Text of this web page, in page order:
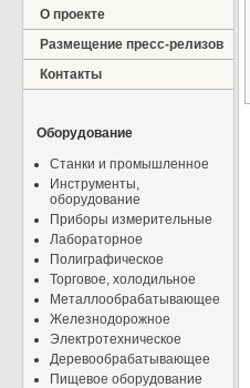
О проекте
Размещение пресс-релизов
Контакты
Оборудование
Станки и промышленное
Инструменты,
оборудование
Приборы измерительные
Лабораторное
Полиграфическое
Торговое, холодильное
Металлообрабатывающее
Железнодорожное
Электротехническое
Деревообрабатывающее
Пищевое оборудование